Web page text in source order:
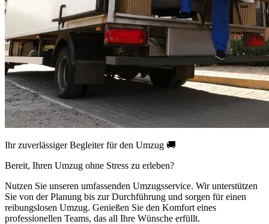
Ihr zuverlässiger Begleiter für den Umzug 🚚
Bereit, Ihren Umzug ohne Stress zu erleben?
Nutzen Sie unseren umfassenden Umzugsservice. Wir unterstützen
Sie von der Planung bis zur Durchführung und sorgen für einen
reibungslosen Umzug. Genießen Sie den Komfort eines
professionellen Teams, das all Ihre Wünsche erfüllt.